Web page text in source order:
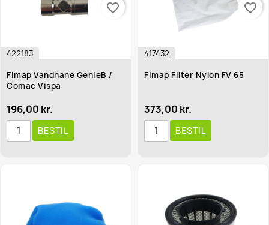
422183
Fimap Vandhane GenieB /
Comac Vispa
196,00 kr.
BESTIL
favorite_border
417432
Fimap Filter Nylon FV 65
373,00 kr.
BESTIL
favorite_border